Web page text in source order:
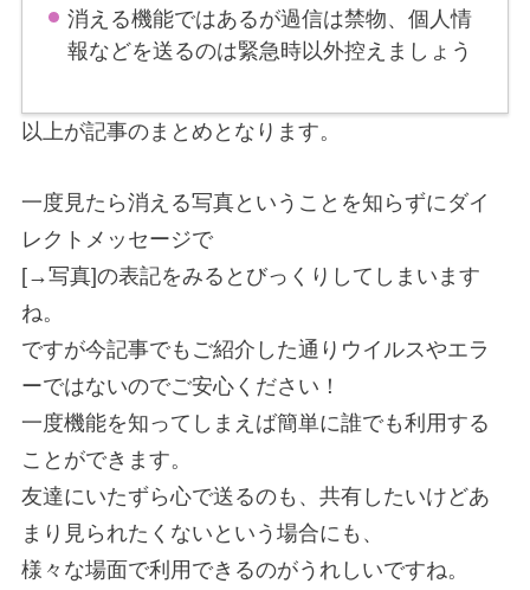
消える機能ではあるが過信は禁物、個人情
報などを送るのは緊急時以外控えましょう
以上が記事のまとめとなります。
一度見たら消える写真ということを知らずにダイ
レクトメッセージで
[→写真]の表記をみるとびっくりしてしまいます
ね。
ですが今記事でもご紹介した通りウイルスやエラ
ーではないのでご安心ください！
一度機能を知ってしまえば簡単に誰でも利用する
ことができます。
友達にいたずら心で送るのも、共有したいけどあ
まり見られたくないという場合にも、
様々な場面で利用できるのがうれしいですね。